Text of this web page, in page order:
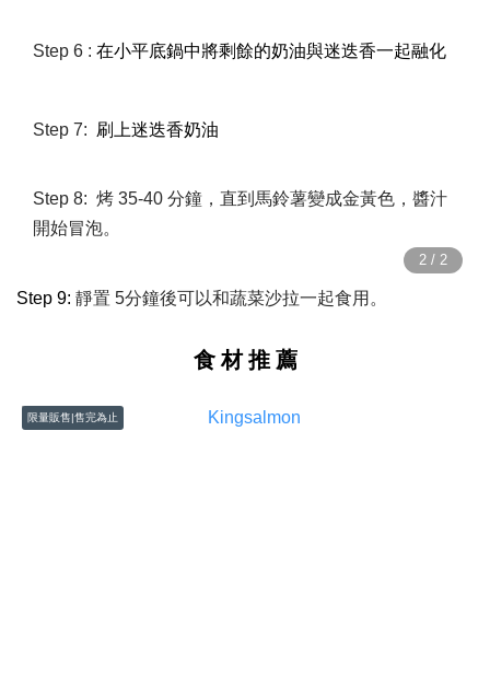
Step 6 : 在小平底鍋中將剩餘的奶油與迷迭香一起融化
Step 7: 刷上迷迭香奶油
Step 8: 烤 35-40 分鐘，直到馬鈴薯變成金黃色，醬汁
開始冒泡。
Step 9: 靜置 5分鐘後可以和蔬菜沙拉一起食用。
食 材 推 薦
限量販售|售完為止